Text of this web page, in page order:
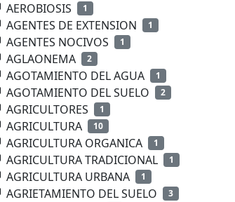
AEROBIOSIS 1
AGENTES DE EXTENSION 1
AGENTES NOCIVOS 1
AGLAONEMA 2
AGOTAMIENTO DEL AGUA 1
AGOTAMIENTO DEL SUELO 2
AGRICULTORES 1
AGRICULTURA 10
AGRICULTURA ORGANICA 1
AGRICULTURA TRADICIONAL 1
AGRICULTURA URBANA 1
AGRIETAMIENTO DEL SUELO 3